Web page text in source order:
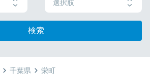
選択肢
検索
千葉県 栄町